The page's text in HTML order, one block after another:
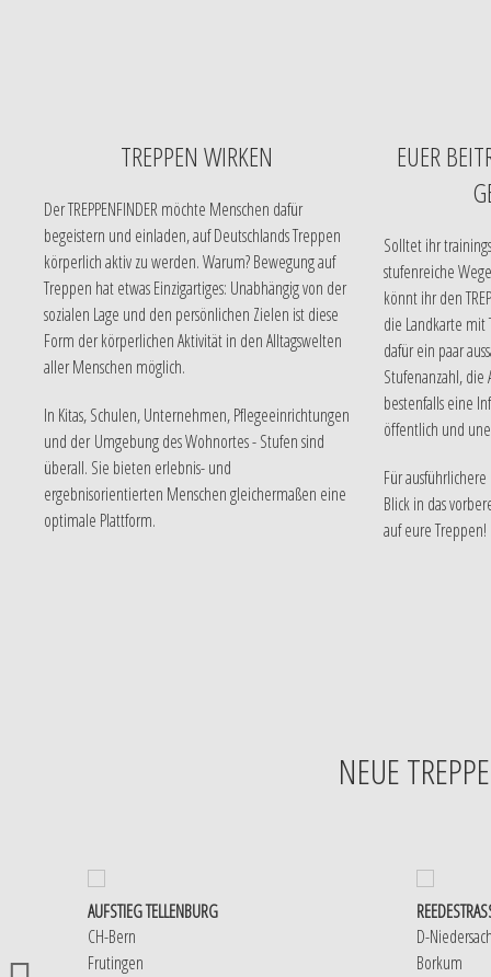
TREPPEN WIRKEN
Der TREPPENFINDER möchte Menschen dafür
begeistern und einladen, auf Deutschlands Treppen
körperlich aktiv zu werden. Warum? Bewegung auf
Treppen hat etwas Einzigartiges: Unabhängig von der
sozialen Lage und den persönlichen Zielen ist diese
Form der körperlichen Aktivität in den Alltagswelten
aller Menschen möglich.
In Kitas, Schulen, Unternehmen, Pflegeeinrichtungen
und der Umgebung des Wohnortes - Stufen sind
überall. Sie bieten erlebnis- und
ergebnisorientierten Menschen gleichermaßen eine
optimale Plattform.
EUER
Solltet ihr
stufenreiche
könnt ihr den
die Landkarte
dafür ein paar
Stufenanzahl, die
bestenfalls eine
öffentlich und
Für
Blick in das
auf eure Treppen!
NEUE
AUFSTIEG TELLENBURG
CH-Bern
Frutingen
D-
Borkum